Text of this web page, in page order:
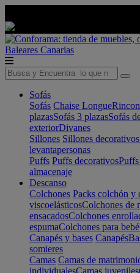
Baleares Canarias
Sofás
Sofás Chaise Longue
plazasSofás 3 plazasSofás
exteriorDivanes
Sillones Sillones decorativos
levantapersonas
Puffs Puffs decorativosPuffs
almacenaje
Descanso
Colchones Packs colchón y
viscoelásticosColchones de
ensacadosColchones
espumaColchones para bebé
Canapés y bases Canapés
somieres
Camas Camas de
individualesCamas juveniles